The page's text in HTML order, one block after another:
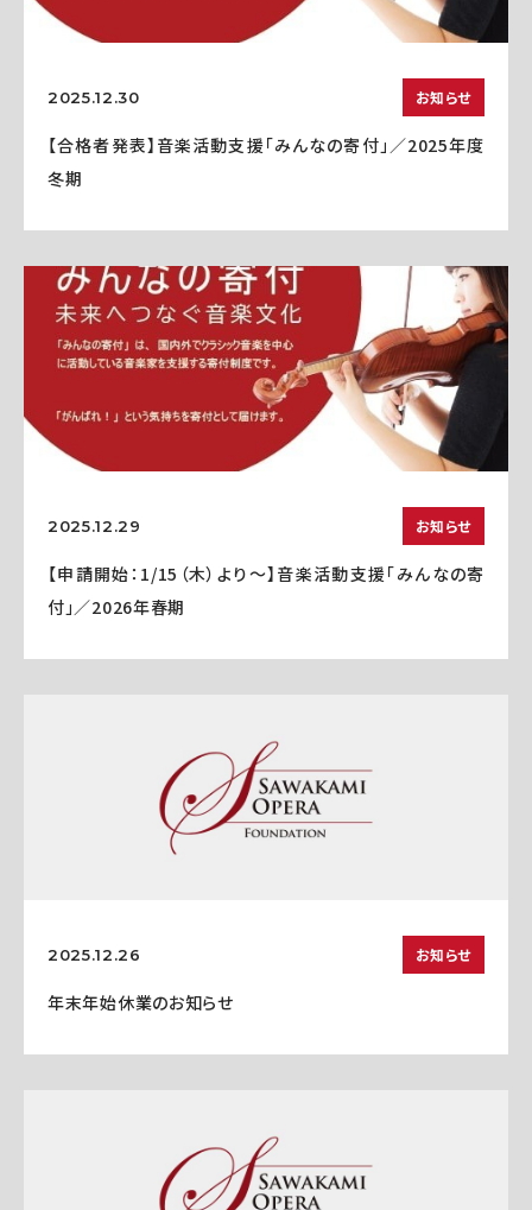
2025.12.30 お知らせ
【合格者発表】音楽活動支援「みんなの寄付」／2025年度
冬期
2025.12.29 お知らせ
【申請開始：1/15（木）より～】音楽活動支援「みんなの寄
付」／2026年春期
2025.12.26 お知らせ
年末年始休業のお知らせ